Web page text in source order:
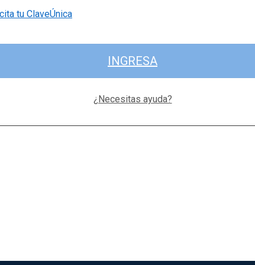
tu ClaveÚnica
INGRESA
¿Necesitas ayuda?